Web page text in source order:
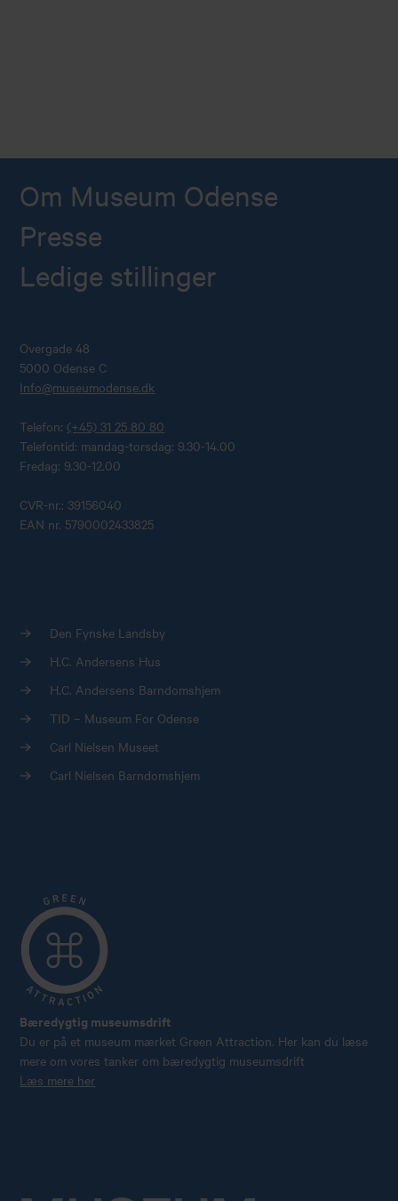
Om Museum Odense
Presse
Ledige stillinger
Overgade 48
5000 Odense C
Info@museumodense.dk
Telefon: (+45) 31 25 80 80
Telefontid: mandag-torsdag: 9.30-14.00
Fredag: 9.30-12.00
CVR-nr.: 39156040
EAN nr. 5790002433825
Den Fynske Landsby
H.C. Andersens Hus
H.C. Andersens Barndomshjem
TID – Museum For Odense
Carl Nielsen Museet
Carl Nielsen Barndomshjem
Bæredygtig museumsdrift
Du er på et museum mærket Green Attraction. Her kan du læse
mere om vores tanker om bæredygtig museumsdrift
Læs mere her